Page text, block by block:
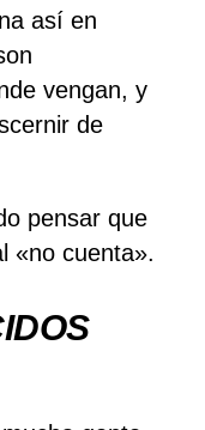
así en
vengan, y
de
pensar que
«no cuenta».